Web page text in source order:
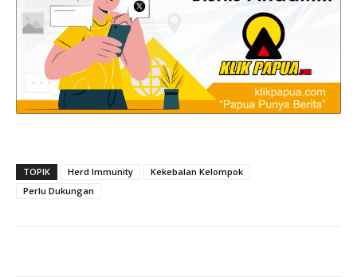
TOPIK Herd Immunity
Kekebalan Kelompok
Perlu Dukungan